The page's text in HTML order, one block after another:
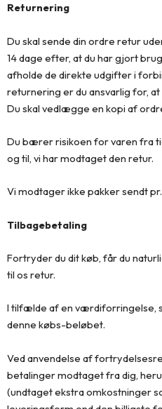
Returnering
Du skal sende din ordre retur
14 dage efter, at du har gjort
afholde de direkte udgifter i
returnering er du ansvarlig for,
Du skal vedlægge en kopi af
Du bærer risikoen for varen fra
og til, vi har modtaget den retur.
Vi modtager ikke pakker sendt
Tilbagebetaling
Fortryder du dit køb, får du
til os retur.
I tilfælde af en
denne købs-beløbet.
Ved anvendelse af
betalinger modtaget fra dig,
(undtaget ekstra omkostninger